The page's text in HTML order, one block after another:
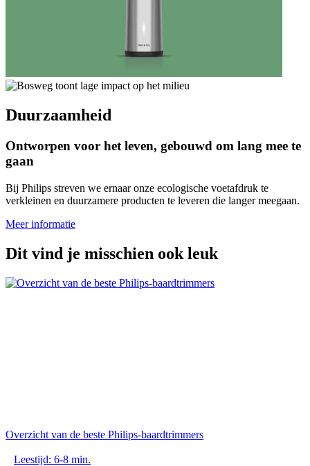
Duurzaamheid
Ontworpen voor het leven, gebouwd om lang mee te
gaan
Bij Philips streven we ernaar onze ecologische voetafdruk te
verkleinen en duurzamere producten te leveren die langer meegaan.
Meer informatie
Dit vind je misschien ook leuk
Overzicht van de beste Philips-baardtrimmers
Leestijd: 6-8 min.